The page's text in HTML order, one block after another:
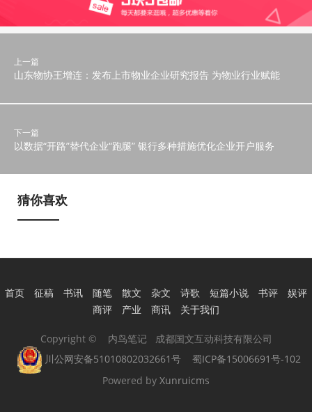
上一篇
山东物协王增连：发布上市物业企业研究报告 为物业行业赋能
下一篇
以数据“开路”替代企业“跑腿” 银行多种措施优化企业开户服务
猜你喜欢
首页 征稿 书讯 随笔 散文 杂文 诗歌 短篇小说 书评
娱评
商评
产业 商讯 关于我们
Copyright © 内鸟笔记 成都国文互动科技有限公司
川公网安备51010802032661号
蜀ICP备15006691号-102
Powered by Xunruicms